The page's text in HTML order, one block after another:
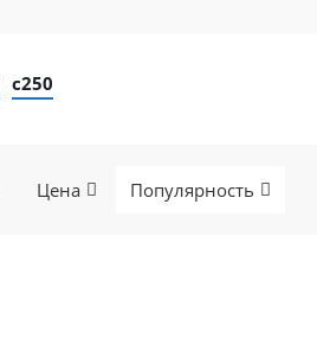
с250
Цена Популярность